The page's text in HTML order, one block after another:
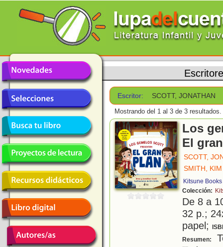
Escritor: SCOTT, JONATHAN
Mostrando del 1 al 3 de 3 resultados.
Los
El
SCOTT,
SMITH, KIM
Kitsune Books
Colección:
De 8 a
32 p.;
papel;
Resumen: